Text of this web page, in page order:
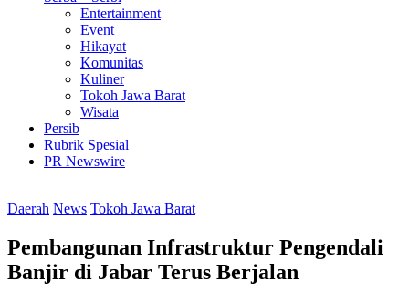
Entertainment
Event
Hikayat
Komunitas
Kuliner
Tokoh Jawa Barat
Wisata
Persib
Rubrik Spesial
PR Newswire
Daerah News Tokoh Jawa Barat
Pembangunan Infrastruktur Pengendali
Banjir di Jabar Terus Berjalan